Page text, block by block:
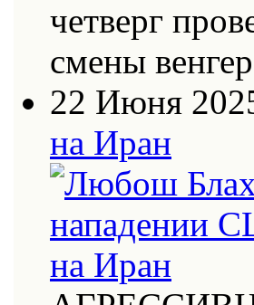
четверг
смены
22 Июня
на Иран